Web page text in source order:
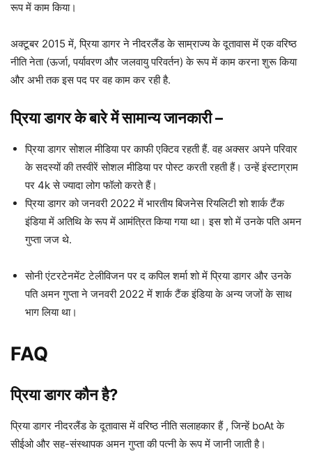
रूप में काम किया।
अक्टूबर 2015 में, प्रिया डागर ने नीदरलैंड के साम्राज्य के दूतावास में एक वरिष्ठ
नीति नेता (ऊर्जा, पर्यावरण और जलवायु परिवर्तन) के रूप में काम करना शुरू किया
और अभी तक इस पद पर वह काम कर रही है.
प्रिया डागर के बारे में सामान्य जानकारी –
प्रिया डागर सोशल मीडिया पर काफी एक्टिव रहती हैं. वह अक्सर अपने परिवार
के सदस्यों की तस्वीरें सोशल मीडिया पर पोस्ट करती रहती हैं। उन्हें इंस्टाग्राम
पर 4k से ज्यादा लोग फॉलो करते हैं।
प्रिया डागर को जनवरी 2022 में भारतीय बिजनेस रियलिटी शो शार्क टैंक
इंडिया में अतिथि के रूप में आमंत्रित किया गया था। इस शो में उनके पति अमन
गुप्ता जज थे.
सोनी एंटरटेनमेंट टेलीविजन पर द कपिल शर्मा शो में प्रिया डागर और उनके
पति अमन गुप्ता ने जनवरी 2022 में शार्क टैंक इंडिया के अन्य जजों के साथ
भाग लिया था।
FAQ
प्रिया डागर कौन है?
प्रिया डागर नीदरलैंड के दूतावास में वरिष्ठ नीति सलाहकार हैं , जिन्हें boAt के
सीईओ और सह-संस्थापक अमन गुप्ता की पत्नी के रूप में जानी जाती है।